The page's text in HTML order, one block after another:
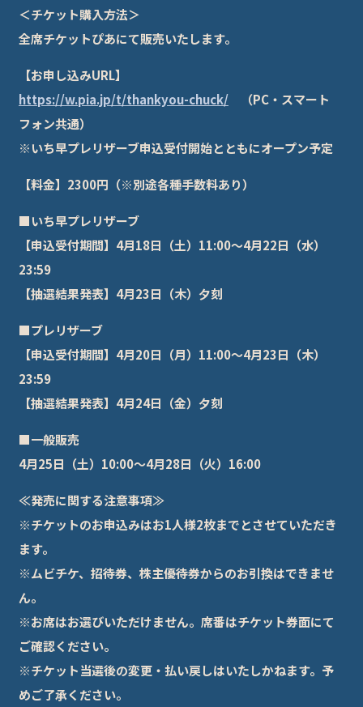
＜チケット購入方法＞
全席チケットぴあにて販売いたします。
【お申し込みURL】
https://w.pia.jp/t/thankyou-chuck/（PC・スマート
フォン共通）
※いち早プレリザーブ申込受付開始とともにオープン予定
【料金】2300円（※別途各種手数料あり）
■いち早プレリザーブ
【申込受付期間】4月18日（土）11:00～4月22日（水）
23:59
【抽選結果発表】4月23日（木）夕刻
■プレリザーブ
【申込受付期間】4月20日（月）11:00～4月23日（木）
23:59
【抽選結果発表】4月24日（金）夕刻
■一般販売
4月25日（土）10:00～4月28日（火）16:00
≪発売に関する注意事項≫
※チケットのお申込みはお1人様2枚までとさせていただき
ます。
※ムビチケ、招待券、株主優待券からのお引換はできませ
ん。
※お席はお選びいただけません。席番はチケット券面にて
ご確認ください。
※チケット当選後の変更・払い戻しはいたしかねます。予
めご了承ください。